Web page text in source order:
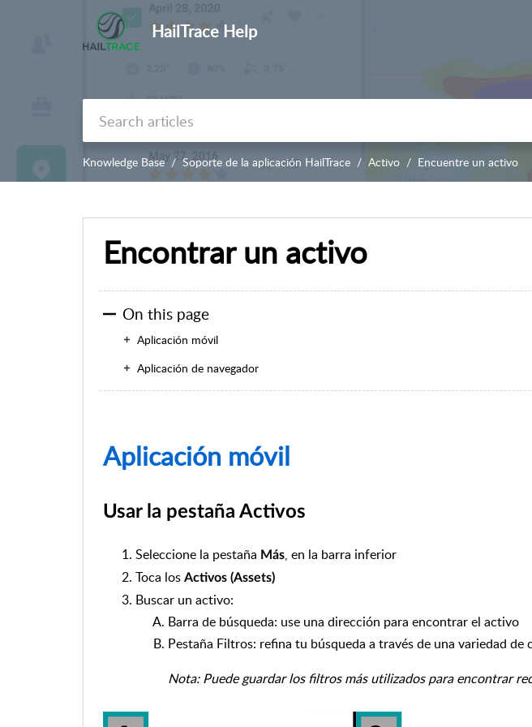
HailTrace Help
Knowledge Base Soporte de la aplicación HailTrace Activo Encuentre un activo
Encontrar un activo
On this page
Aplicación móvil
Aplicación de navegador
Aplicación móvil
Usar la pestaña Activos
Seleccione la pestaña Más, en la barra inferior
Toca los Activos (Assets)
Buscar un activo:
Barra de búsqueda: use una dirección para encontrar el activo
Pestaña Filtros: refina tu búsqueda a través de una variedad
Nota: Puede guardar los filtros más utilizados para encontrar